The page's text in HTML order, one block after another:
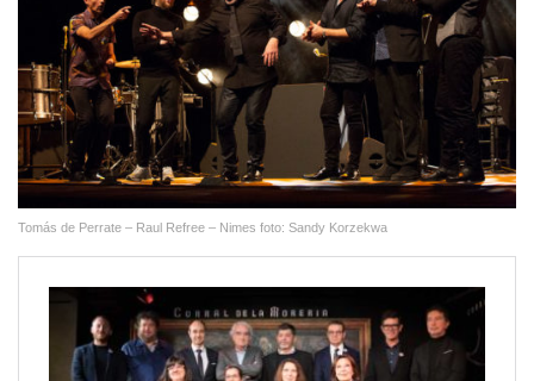
Tomás de Perrate – Raul Refree – Nimes foto: Sandy Korzekwa